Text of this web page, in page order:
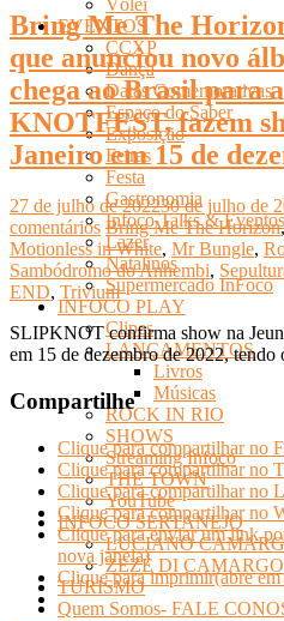
Vôlei
EVENTOS
CCXP
Dança
Datas Comemorativas
Espaço do Saber
Exposição
Feiras
Festa
Gastronomia
Infoco Talks & Eventos
Lazer
Natalinos
Supermercado InFoco
INFOCO PLAY
Clipes
LANÇAMENTOS
Livros
Músicas
ROCK IN RIO
SHOWS
Streaming Infoco
THE TOWN
YouTube
INFOCO SERTANEJO
LUCIANO
ZEZÉ DI
TURISMO
Quem Somos- FALE
Bring Me The
que anunciou novo
chega ao Brasil para
KNOTFEST, fazem
Janeiro em 15 de
27 de julho de 202230 de julho de
comentários Bring Me The Horizon,
Motionless in White, Mr Bungle,
Sambódromo do Anhembi,
END, Trivium
SLIPKNOT confirma show na
em 15 de dezembro de 2022,
Compartilhe
Clique para compartilhar no
Clique para compartilhar no
Clique para compartilhar no
Clique para compartilhar no
Clique para enviar um link
nova janela)
Clique para imprimir(abre